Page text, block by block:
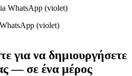
(violet)
για να δημιουργήσετε
— σε ένα μέρος